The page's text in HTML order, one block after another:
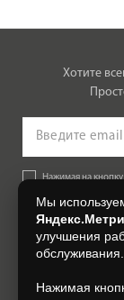
Хотите
Нажимая на
Согласии на
Мы
улучшения
обслуживания.
Нажимая